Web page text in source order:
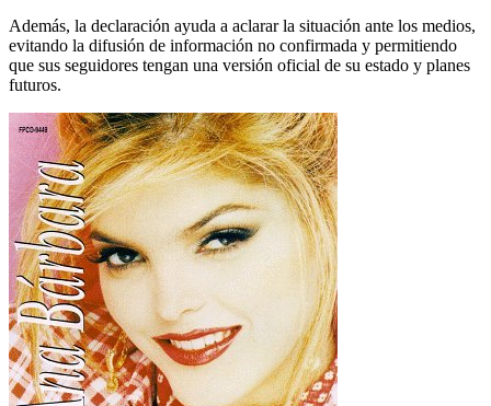
Además, la declaración ayuda a aclarar la situación ante los medios,
evitando la difusión de información no confirmada y permitiendo
que sus seguidores tengan una versión oficial de su estado y planes
futuros.